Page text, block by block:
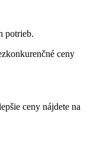
potrieb.
ceny
ceny nájdete na